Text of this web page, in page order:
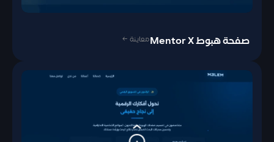
صفحة هبوط Mentor X معاينة ←